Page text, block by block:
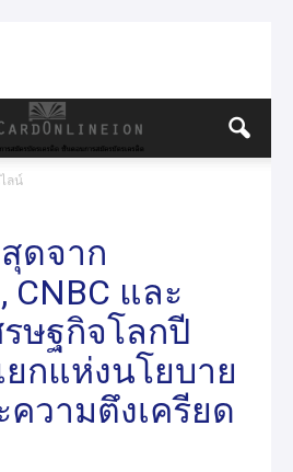
ลน์
ดจาก
CNBC และ
รษฐกิจโลกปี
กแห่งนโยบาย
ความตึงเครียด